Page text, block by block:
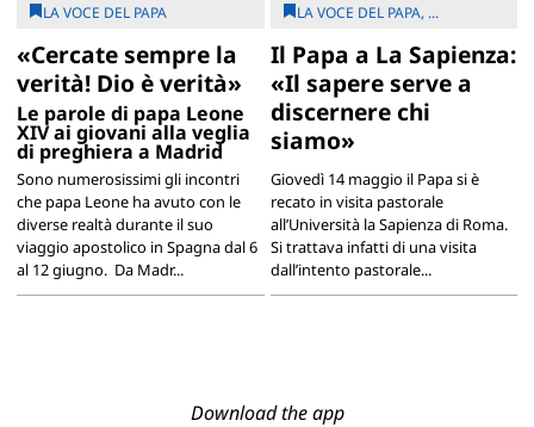
LA VOCE DEL PAPA
«Cercate sempre la
verità! Dio è verità»
Le parole di papa Leone
XIV ai giovani alla veglia
di preghiera a Madrid
Sono numerosissimi gli incontri
che papa Leone ha avuto con le
diverse realtà durante il suo
viaggio apostolico in Spagna dal 6
al 12 giugno. Da Madr...
LA VOCE DEL PAPA, ...
Il Papa a La Sapienza:
«Il sapere serve a
discernere chi
siamo»
Giovedì 14 maggio il Papa si è
recato in visita pastorale
all’Università la Sapienza di Roma.
Si trattava infatti di una visita
dall’intento pastorale...
Download the app